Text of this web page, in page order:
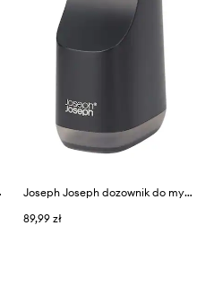
Joseph Joseph dozownik do mydła Slim 350 ml
89,99 zł